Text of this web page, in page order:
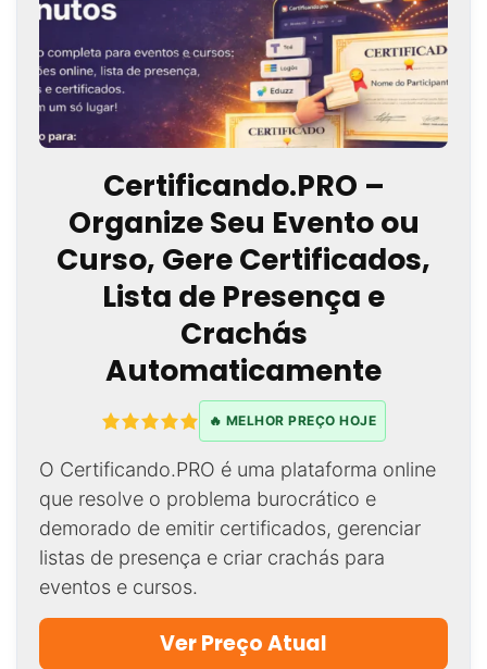
Certificando.PRO –
Organize Seu Evento ou
Curso, Gere Certificados,
Lista de Presença e
Crachás
Automaticamente
🔥 MELHOR PREÇO HOJE
O Certificando.PRO é uma plataforma online
que resolve o problema burocrático e
demorado de emitir certificados, gerenciar
listas de presença e criar crachás para
eventos e cursos.
Ver Preço Atual